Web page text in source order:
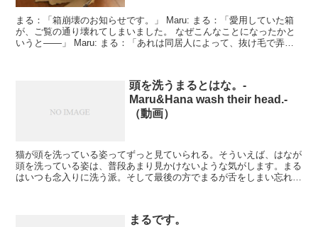
まる：「箱崩壊のお知らせです。」 Maru: まる：「愛用していた箱
が、ご覧の通り壊れてしまいました。 なぜこんなことになったかと
いうと――」 Maru: まる：「あれは同居人によって、抜け毛で弄
頭を洗うまるとはな。-
Maru&Hana wash their head.-
（動画）
猫が頭を洗っている姿ってずっと見ていられる。そういえば、はなが
頭を洗っている姿は、普段あまり見かけないような気がします。まる
はいつも念入りに洗う派。そして最後の方でまるが舌をしまい忘れる
まるです。